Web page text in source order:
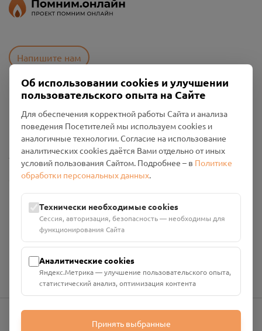
Напишите нам
Политика конфиденциальности
Промо-материалы
Настройки cookies
Общество с ограниченной ответственностью «Смоленский
Проект Помним»
ИНН: 6700029207 ОГРН: 1256700001986
Юридический адрес: 216790, Смоленская область, р-н
Руднянский, г. Рудня, улица Западная, д. 26А, пом. 18
Номер счёта: 40702810901130004287 в АО "АЛЬФА-БАНК"
Об использовании cookies и улучшении
пользовательского опыта на Сайте
Для обеспечения корректной работы Сайта и анализа
поведения Посетителей мы используем cookies и
аналогичные технологии. Согласие на использование
аналитических cookies даётся Вами отдельно от иных
условий пользования Сайтом. Подробнее – в Политике
обработки персональных данных.
Технически необходимые cookies
Сессия, авторизация, безопасность — необходимы для
функционирования Сайта
Аналитические cookies
Яндекс.Метрика — улучшение пользовательского опыта,
статистический анализ, оптимизация контента
Принять выбранные